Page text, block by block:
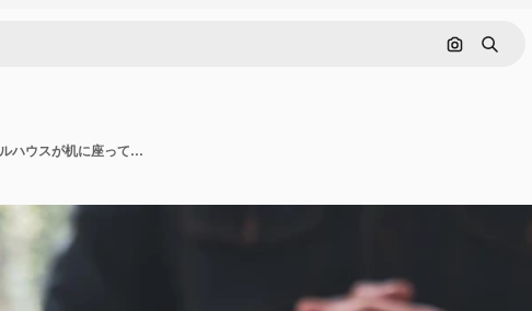
画像で検索
検索
男性不動産エージェントのミッドセクションでコインとモデルハウスが机に座っています